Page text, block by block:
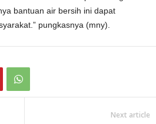
bantuan air bersih ini dapat
pungkasnya (mny).
Next article